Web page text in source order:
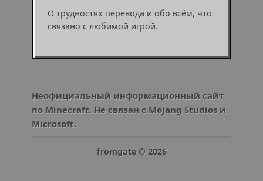
О трудностях перевода и обо всём, что
связано с любимой игрой.
Неофициальный информационный сайт
по Minecraft. Не связан с Mojang Studios и
Microsoft.
fromgate © 2026